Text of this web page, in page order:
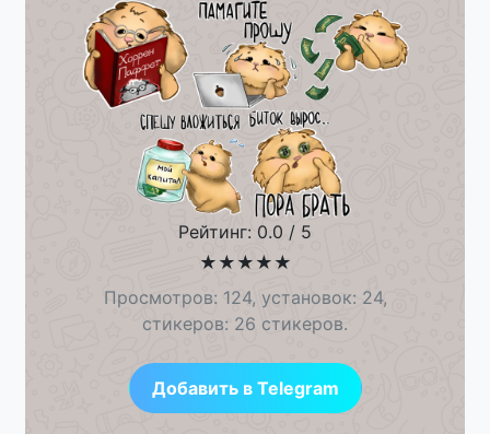
Рейтинг: 0.0 / 5
★ ★ ★ ★ ★
Просмотров: 124, установок: 24,
стикеров: 26 стикеров.
Добавить в Telegram